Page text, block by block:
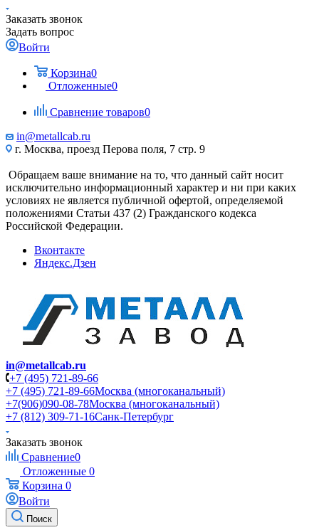
Заказать звонок
Задать вопрос
Войти
Корзина0
Отложенные0
Сравнение товаров0
in@metallcab.ru
г. Москва, проезд Перова поля, 7 стр. 9
Обращаем ваше внимание на то, что данный сайт носит
исключительно информационный характер и ни при каких
условиях не является публичной офертой, определяемой
положениями Статьи 437 (2) Гражданского кодекса
Российской Федерации.
Вконтакте
Яндекс.Дзен
in@metallcab.ru
+7 (495) 721-89-66
+7 (495) 721-89-66Москва (многоканальный)
+7(906)090-08-78Москва (многоканальный)
+7 (812) 309-71-16Санк-Петербург
Заказать звонок
Сравнение0
Отложенные 0
Корзина 0
Войти
Поиск